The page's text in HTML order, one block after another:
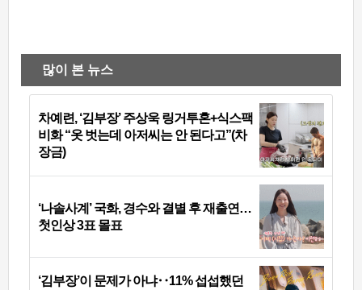
많이 본 뉴스
차예련, ‘김부장’ 주상욱 링거투혼+식스팩
비화 “옷 벗는데 아저씨는 안 된다고”(차
장금)
‘나솔사계’ 국화, 경수와 결별 후 재출연…
첫인상 3표 몰표
‘김부장’이 문제가 아냐‥11% 섭섭했던